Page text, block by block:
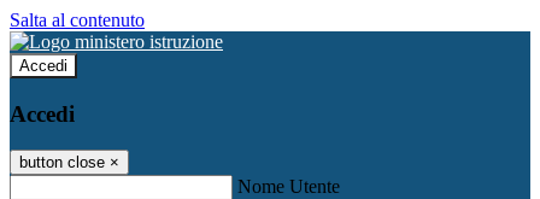
Salta al contenuto
Accedi
Accedi
button close ×
Nome Utente